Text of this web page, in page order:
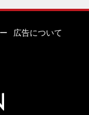
広告について